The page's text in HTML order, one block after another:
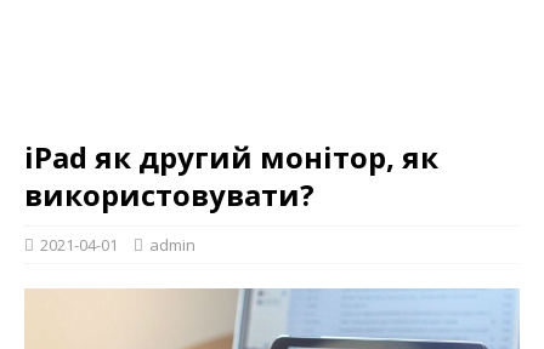
iPad як другий монітор, як
використовувати?
2021-04-01 admin